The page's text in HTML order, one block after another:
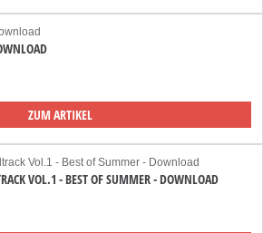
ZUM ARTIKEL
VOL.1 - BEST OF SUMMER - DOWNLOAD